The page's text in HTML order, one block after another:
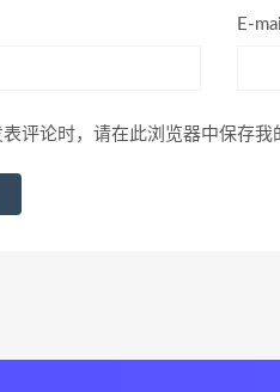
E-
表评论时，请在此浏览器中保存